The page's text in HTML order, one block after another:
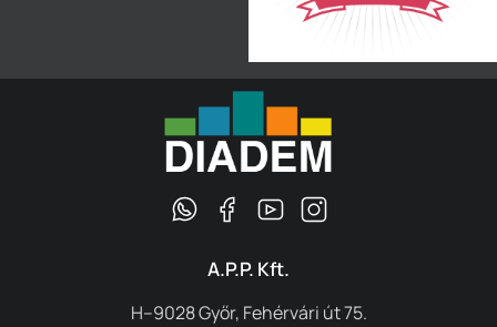
A.P.P. Kft.
H–9028 Győr, Fehérvári út 75.